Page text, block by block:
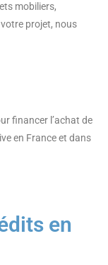
mobiliers,
projet, nous
financer l’achat de
en France et dans
en